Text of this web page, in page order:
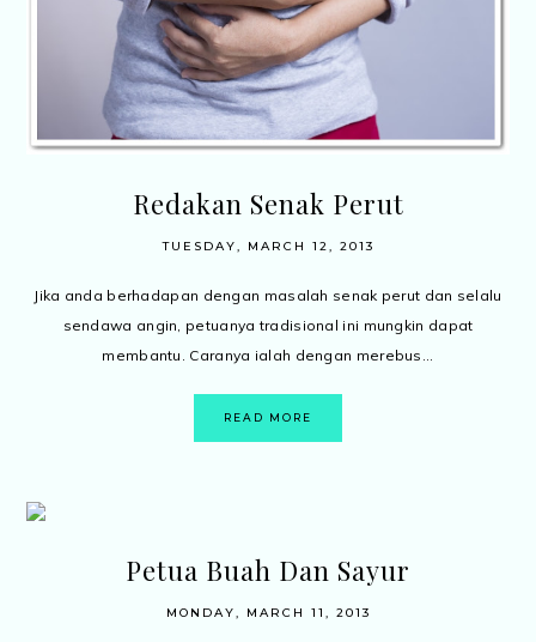
Redakan Senak Perut
TUESDAY, MARCH 12, 2013
Jika anda berhadapan dengan masalah senak perut dan selalu
sendawa angin, petuanya tradisional ini mungkin dapat
membantu. Caranya ialah dengan merebus...
READ MORE
Petua Buah Dan Sayur
MONDAY, MARCH 11, 2013